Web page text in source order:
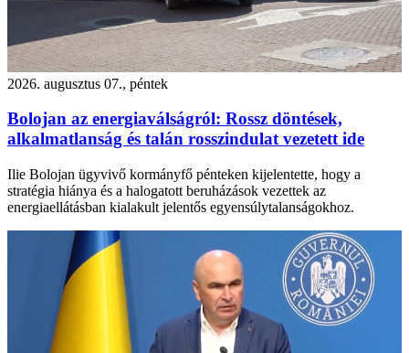
2026. augusztus 07., péntek
Bolojan az energiaválságról: Rossz döntések,
alkalmatlanság és talán rosszindulat vezetett ide
Ilie Bolojan ügyvivő kormányfő pénteken kijelentette, hogy a
stratégia hiánya és a halogatott beruházások vezettek az
energiaellátásban kialakult jelentős egyensúlytalanságokhoz.